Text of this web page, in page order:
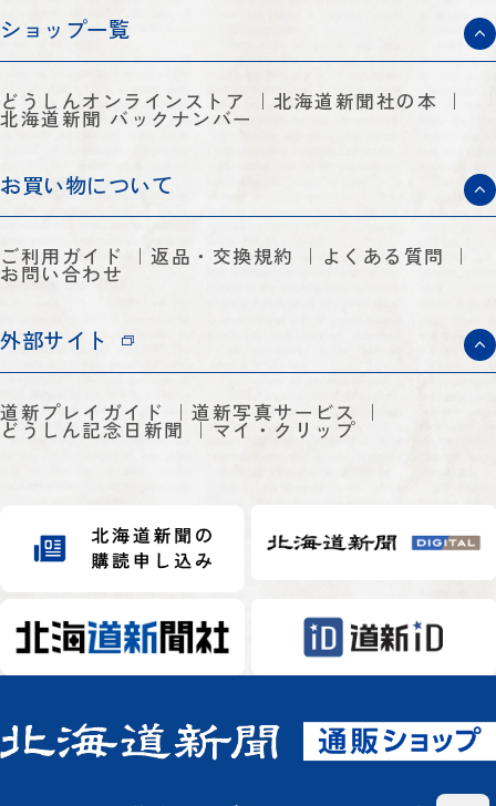
ショップ一覧
どうしんオンラインストア 北海道新聞社の本
北海道新聞 バックナンバー
お買い物について
ご利用ガイド 返品・交換規約 よくある質問
お問い合わせ
外部サイト
道新プレイガイド 道新写真サービス
どうしん記念日新聞 マイ・クリップ